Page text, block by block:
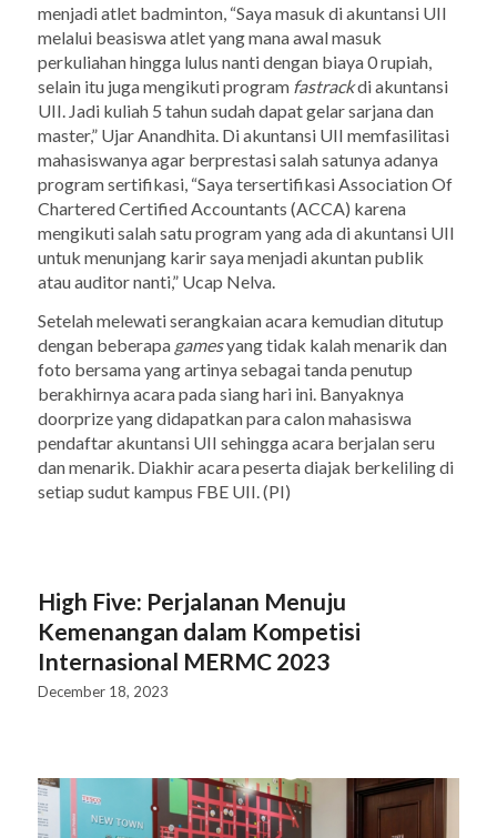
menjadi atlet badminton, “Saya masuk di akuntansi UII
melalui beasiswa atlet yang mana awal masuk
perkuliahan hingga lulus nanti dengan biaya 0 rupiah,
selain itu juga mengikuti program fastrackdi akuntansi
UII. Jadi kuliah 5 tahun sudah dapat gelar sarjana dan
master,” Ujar Anandhita. Di akuntansi UII memfasilitasi
mahasiswanya agar berprestasi salah satunya adanya
program sertifikasi, “Saya tersertifikasi Association Of
Chartered Certified Accountants (ACCA) karena
mengikuti salah satu program yang ada di akuntansi UII
untuk menunjang karir saya menjadi akuntan publik
atau auditor nanti,” Ucap Nelva.
Setelah melewati serangkaian acara kemudian ditutup
dengan beberapa gamesyang tidak kalah menarik dan
foto bersama yang artinya sebagai tanda penutup
berakhirnya acara pada siang hari ini. Banyaknya
doorprize yang didapatkan para calon mahasiswa
pendaftar akuntansi UII sehingga acara berjalan seru
dan menarik. Diakhir acara peserta diajak berkeliling di
setiap sudut kampus FBE UII. (PI)
High Five: Perjalanan Menuju
Kemenangan dalam Kompetisi
Internasional MERMC 2023
December 18, 2023